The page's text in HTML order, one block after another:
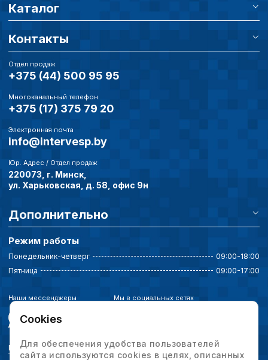
Каталог
Контакты
Отдел продаж
+375 (44) 500 95 95
Многоканальный телефон
+375 (17) 375 79 20
Электронная почта
info@intervesp.by
Юр. Адрес / Отдел продаж
220073, г. Минск,
ул. Харьковская, д. 58, офис 9н
Дополнительно
Режим работы
Понедельник-четверг
09:00-18:00
Пятница
09:00-17:00
Наши мессенджеры Мы в социальных сетях
Политика конфиденциальности
Cookies
Для обеспечения удобства пользователей
сайта используются cookies в целях, описанных